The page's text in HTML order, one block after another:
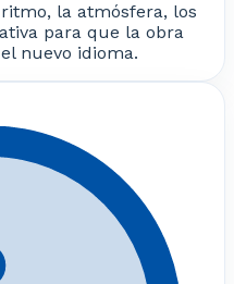
la atmósfera, los
para que la obra
nuevo idioma.